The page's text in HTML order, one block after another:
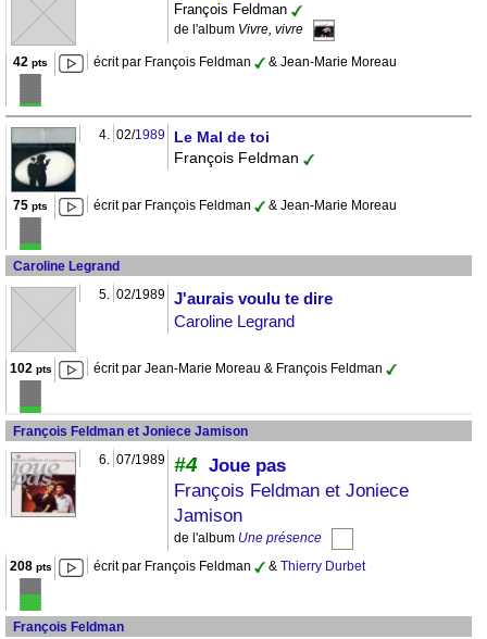
François Feldman
de l'album Vivre, vivre
42 pts écrit par François Feldman & Jean-Marie Moreau
4. 02/1989
Le Mal de toi
François Feldman
75 pts écrit par François Feldman & Jean-Marie Moreau
Caroline Legrand
5. 02/1989 J'aurais voulu te dire
Caroline Legrand
102pts écrit par Jean-Marie Moreau & François Feldman
François Feldman et Joniece Jamison
6. 07/1989 #4 Joue pas
François Feldman et Joniece
Jamison
de l'album Une présence
208pts écrit par François Feldman & Thierry Durbet
François Feldman